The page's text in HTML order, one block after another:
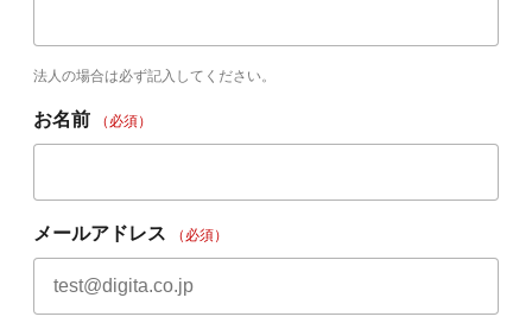
法人の場合は必ず記入してください。
お名前 （必須）
メールアドレス （必須）